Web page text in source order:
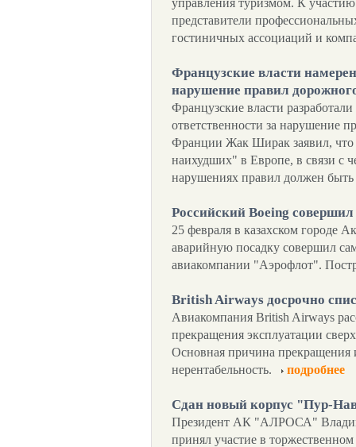
управления туризмом. К
представители
гостиничных ассоциаций и
Французские власти
нарушение правил
Французские власти
ответственности за нарушение
Франции Жак Ширак заявил, что
наихудших" в Европе, в связи с
нарушениях правил должен
Российский Boeing
25 февраля в казахском городе
аварийную посадку совершил
авиакомпании "Аэрофлот".
British Airways досрочно
Авиакомпания British Airways
прекращения эксплуатации
Основная причина прекращения
нерентабельность.
подробнее
Сдан новый корпус "Пур-
Президент АК "АЛРОСА"
принял участие в